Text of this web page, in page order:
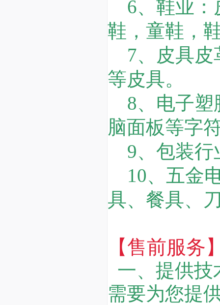
6、鞋业：
鞋，童鞋，
7、皮具皮
等皮具。
8、电子塑
脑面板等字
9、包装行
10、五金
具、餐具、
【售前服务
一、提供技
需要为您提